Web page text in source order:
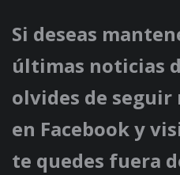
Si deseas
últimas noticias
olvides de
en Facebook y
te quedes fuera